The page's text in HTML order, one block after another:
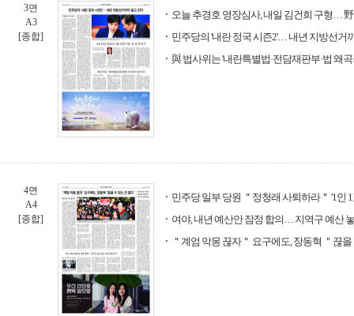
3면
A3
[종합]
오늘 추경호 영장심사, 내일 김건희 구형… 野
민주당의 '내란 정국 시즌2'… 내년 지방선거
與 법사위는 '내란특별법·전담재판부·법 왜
4면
A4
[종합]
민주당 일부 당원 ＂정청래 사퇴하라＂ '1인
여야, 내년 예산안 잠정 합의… 지역구 예산
＂계엄 악몽 끊자＂ 요구에도, 장동혁 ＂끊